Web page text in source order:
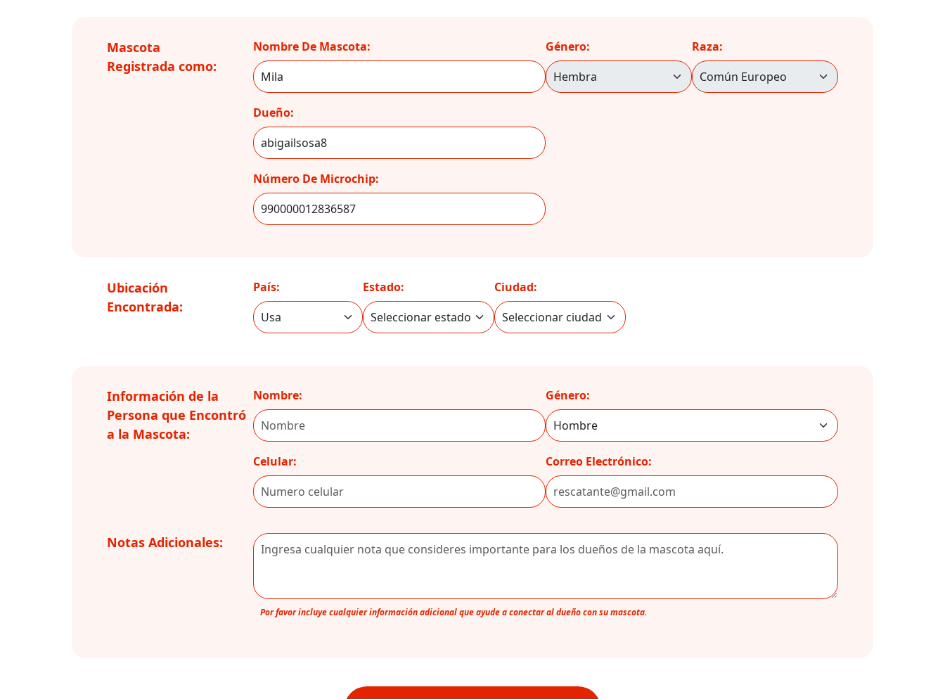
Mascota
Registrada como:
Nombre De Mascota:
Dueño:
Número De Microchip:
Género: Raza:
Ubicación
Encontrada:
País: Estado: Ciudad:
Información de la
Persona que Encontró
a la Mascota:
Nombre:
Celular:
Género:
Correo Electrónico:
Notas Adicionales:
Por favor incluye cualquier información adicional que ayude a conectar al dueño con su mascota.